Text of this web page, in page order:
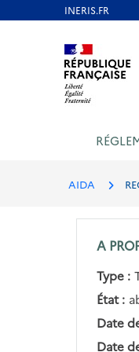
Aller au contenu
AIDA
A
Type :
État :
Date
Date